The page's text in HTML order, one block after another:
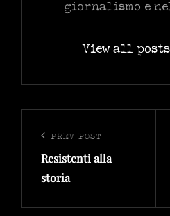
giornalismo e
View all
articoli
Previous
Post
PREV POST
Resistenti alla
storia